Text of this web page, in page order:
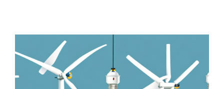
grösseres